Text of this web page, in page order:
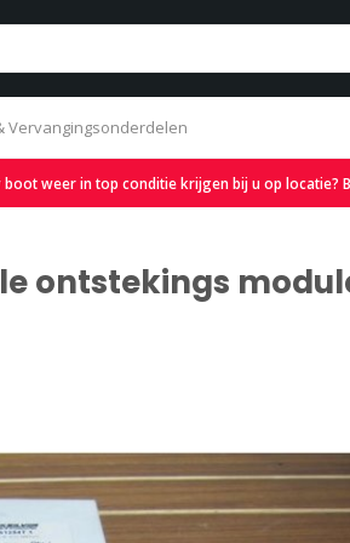
Vervangingsonderdelen
boot weer in top conditie krijgen bij u op locatie?
ontstekings